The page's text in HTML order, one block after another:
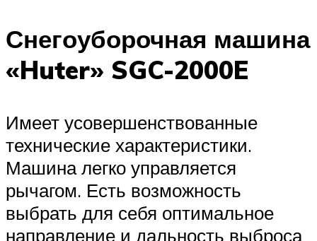
Снегоуборочная машина
«Huter» SGC-2000E
Имеет усовершенствованные
технические характеристики.
Машина легко управляется
рычагом. Есть возможность
выбрать для себя оптимальное
направление и дальность выброса